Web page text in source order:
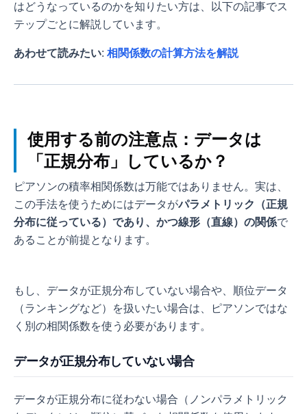
はどうなっているのかを知りたい方は、以下の記事でス
テップごとに解説しています。
あわせて読みたい: 相関係数の計算方法を解説
使用する前の注意点：データは
「正規分布」しているか？
ピアソンの積率相関係数は万能ではありません。実は、
この手法を使うためにはデータがパラメトリック（正規
分布に従っている）であり、かつ線形（直線）の関係で
あることが前提となります。
もし、データが正規分布していない場合や、順位データ
（ランキングなど）を扱いたい場合は、ピアソンではな
く別の相関係数を使う必要があります。
データが正規分布していない場合
データが正規分布に従わない場合（ノンパラメトリック